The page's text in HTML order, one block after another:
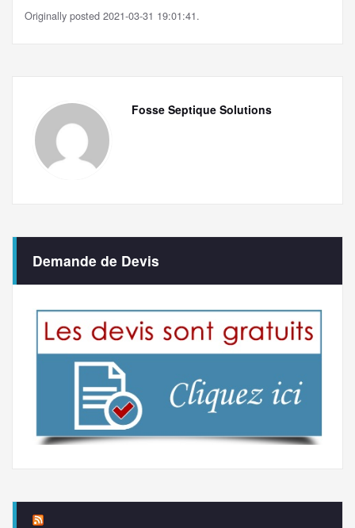
Originally posted 2021-03-31 19:01:41.
Fosse Septique Solutions
Demande de Devis